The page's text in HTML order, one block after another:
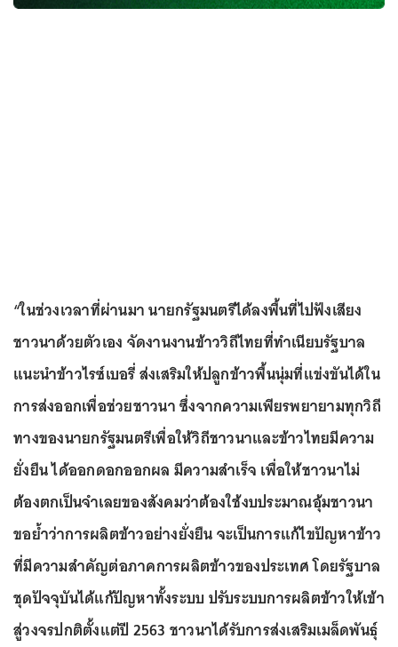
“ในช่วงเวลาที่ผ่านมา นายกรัฐมนตรีได้ลงพื้นที่ไปฟังเสียง
ชาวนาด้วยตัวเอง จัดงานงานข้าววิถีไทยที่ทำเนียบรัฐบาล
แนะนำข้าวไรซ์เบอรี่ ส่งเสริมให้ปลูกข้าวพื้นนุ่มที่แข่งขันได้ใน
การส่งออกเพื่อช่วยชาวนา ซึ่งจากความเพียรพยายามทุกวิถี
ทางของนายกรัฐมนตรีเพื่อให้วิถีชาวนาและข้าวไทยมีความ
ยั่งยืน ได้ออกดอกออกผล มีความสำเร็จ เพื่อให้ชาวนาไม่
ต้องตกเป็นจำเลยของสังคมว่าต้องใช้งบประมาณอุ้มชาวนา
ขอย้ำว่าการผลิตข้าวอย่างยั่งยืน จะเป็นการแก้ไขปัญหาข้าว
ที่มีความสำคัญต่อภาคการผลิตข้าวของประเทศ โดยรัฐบาล
ชุดปัจจุบันได้แก้ปัญหาทั้งระบบ ปรับระบบการผลิตข้าวให้เข้า
สู่วงจรปกติตั้งแต่ปี 2563 ชาวนาได้รับการส่งเสริมเมล็ดพันธุ์